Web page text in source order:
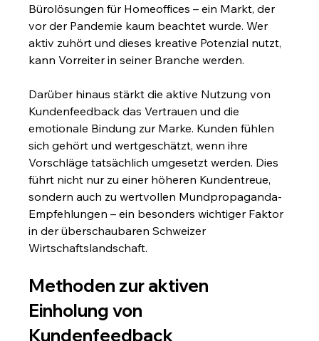
Bürolösungen für Homeoffices – ein Markt, der
vor der Pandemie kaum beachtet wurde. Wer
aktiv zuhört und dieses kreative Potenzial nutzt,
kann Vorreiter in seiner Branche werden.
Darüber hinaus stärkt die aktive Nutzung von
Kundenfeedback das Vertrauen und die
emotionale Bindung zur Marke. Kunden fühlen
sich gehört und wertgeschätzt, wenn ihre
Vorschläge tatsächlich umgesetzt werden. Dies
führt nicht nur zu einer höheren Kundentreue,
sondern auch zu wertvollen Mundpropaganda-
Empfehlungen – ein besonders wichtiger Faktor
in der überschaubaren Schweizer
Wirtschaftslandschaft.
Methoden zur aktiven
Einholung von
Kundenfeedback